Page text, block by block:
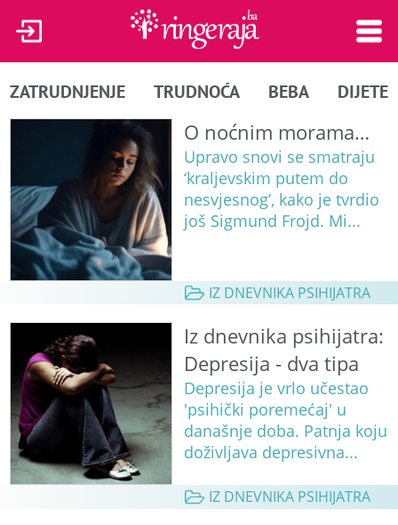
ZATRUDNJENJE TRUDNOĆA BEBA DIJETE
O noćnim morama…
Upravo snovi se smatraju
‘kraljevskim putem do
nesvjesnog’, kako je tvrdio
još Sigmund Frojd. Mi...
IZ DNEVNIKA PSIHIJATRA
Iz dnevnika psihijatra:
Depresija - dva tipa
Depresija je vrlo učestao
'psihički poremećaj' u
današnje doba. Patnja koju
doživljava depresivna...
IZ DNEVNIKA PSIHIJATRA